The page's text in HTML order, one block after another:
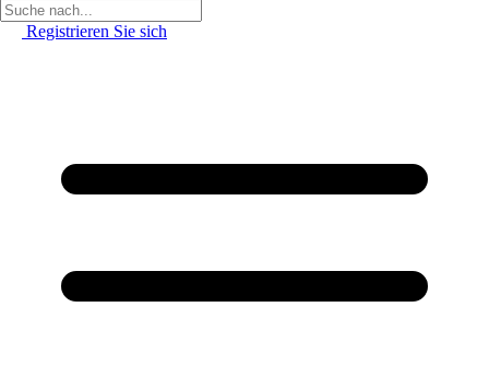
Registrieren Sie sich